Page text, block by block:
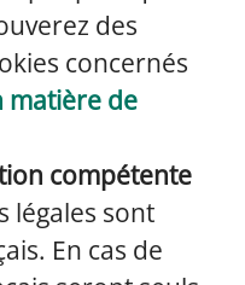
des
concernés
matière de
compétente
légales sont
En cas de